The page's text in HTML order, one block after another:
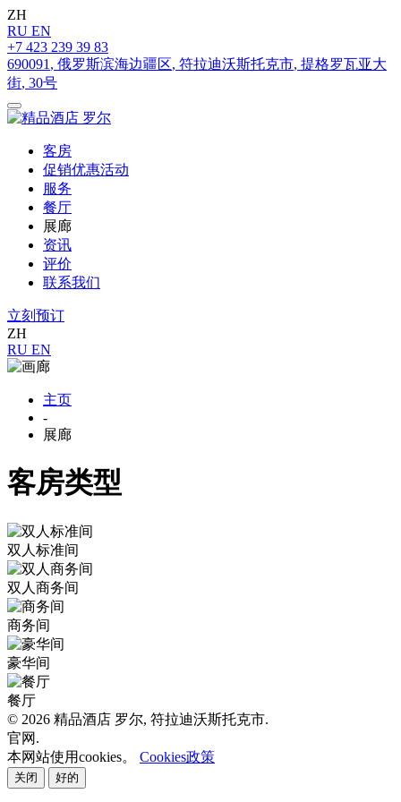
ZH
RU EN
+7 423 239 39 83
690091 , 俄罗斯滨海边疆区, 符拉迪沃斯托克市, 提格罗瓦亚大
街, 30号
客房
促销优惠活动
服务
餐厅
展廊
资讯
评价
联系我们
立刻预订
ZH
RU EN
主页
-
展廊
客房类型
双人标准间
双人商务间
商务间
豪华间
餐厅
© 2026 精品酒店 罗尔, 符拉迪沃斯托克市.
官网.
本网站使用cookies。 Cookies政策
关闭 好的